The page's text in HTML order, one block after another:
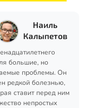
Наиль
Калыпетов
большие, но
проблемы. Он
редкой болезнью,
ставит перед ним
непростых